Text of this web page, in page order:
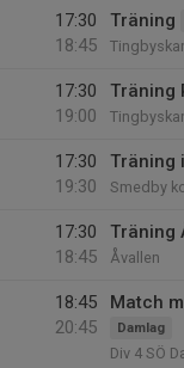
17:30
18:45
Träning
17:30
19:00
Träning
17:30
19:30
Träning
Smedby
17:30
18:45
Träning
Åvallen
18:45
20:45
Match
Damlag
Div 4 SÖ